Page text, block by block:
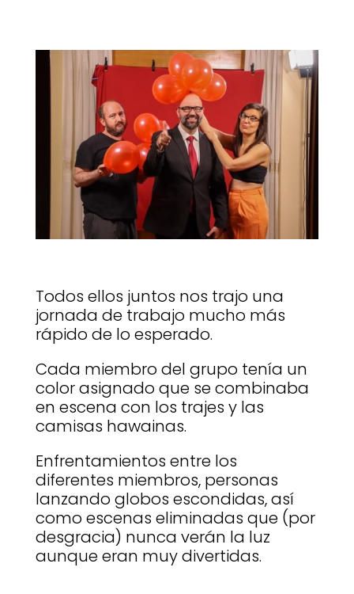
Todos ellos juntos nos trajo una
jornada de trabajo mucho más
rápido de lo esperado.
Cada miembro del grupo tenía un
color asignado que se combinaba
en escena con los trajes y las
camisas hawainas.
Enfrentamientos entre los
diferentes miembros, personas
lanzando globos escondidas, así
como escenas eliminadas que (por
desgracia) nunca verán la luz
aunque eran muy divertidas.